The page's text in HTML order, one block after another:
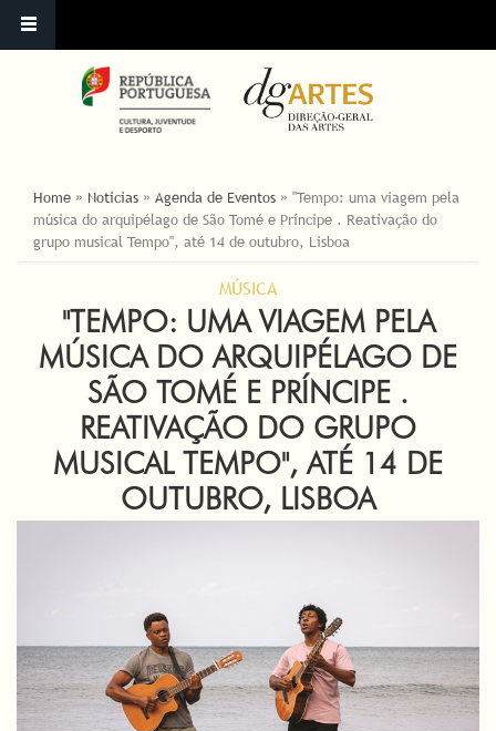
YOU ARE HERE
Home » Noticias » Agenda de Eventos » "Tempo: uma viagem pela
música do arquipélago de São Tomé e Príncipe . Reativação do
grupo musical Tempo", até 14 de outubro, Lisboa
MÚSICA
"TEMPO: UMA VIAGEM PELA
MÚSICA DO ARQUIPÉLAGO DE
SÃO TOMÉ E PRÍNCIPE .
REATIVAÇÃO DO GRUPO
MUSICAL TEMPO", ATÉ 14 DE
OUTUBRO, LISBOA